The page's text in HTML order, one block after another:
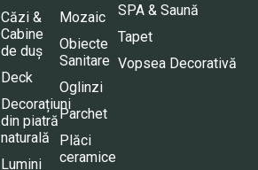
Căzi &
Cabine
de duș
Deck
Decorațiuni
din piatră
naturală
Lumini
Mozaic
Obiecte
Sanitare
Oglinzi
Parchet
Plăci
ceramice
SPA & Saună
Tapet
Vopsea Decorativă